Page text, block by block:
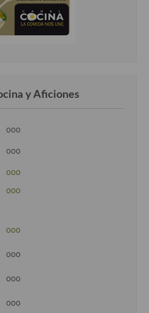
y Aficiones
ooo
ooo
ooo
ooo
ooo
ooo
ooo
ooo